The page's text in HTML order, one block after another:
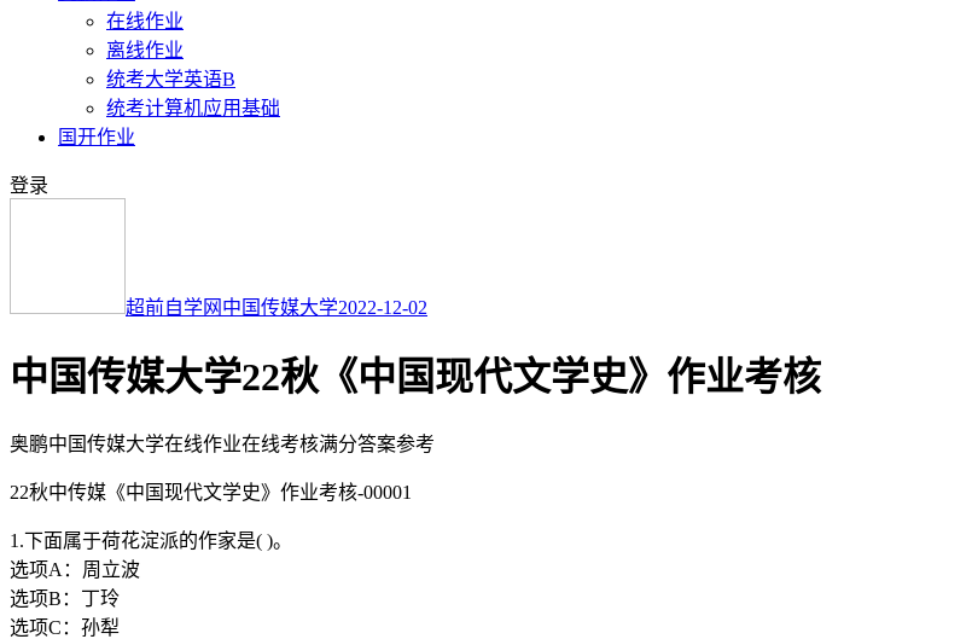
在线作业
离线作业
统考大学英语B
统考计算机应用基础
国开作业
登录
超前自学网 中国传媒大学2022-12-02
中国传媒大学22秋《中国现代文学史》作业考核
奥鹏中国传媒大学在线作业在线考核满分答案参考
22秋中传媒《中国现代文学史》作业考核-00001
1.下面属于荷花淀派的作家是( )。
选项A：周立波
选项B：丁玲
选项C：孙犁